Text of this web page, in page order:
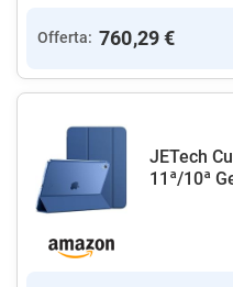
Offerta: 760,29 €
JETech
11ª/10ª